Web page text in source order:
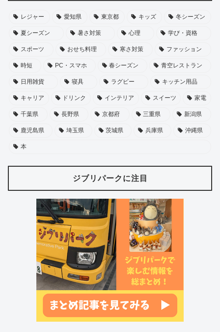
レジャー 愛知県 東京都 キッズ 冬シーズン
夏シーズン 暑さ対策 心理 学び・資格
スポーツ おせち料理 寒さ対策 ファッション
時短 PC・スマホ 春シーズン 青空レストラン
日用雑貨 寝具 ラグビー キッチン用品
キャリア ドリンク インテリア スイーツ 家電
千葉県 長野県 京都府 三重県 新潟県
鹿児島県 埼玉県 茨城県 兵庫県 沖縄県
本
ジブリパークに注目